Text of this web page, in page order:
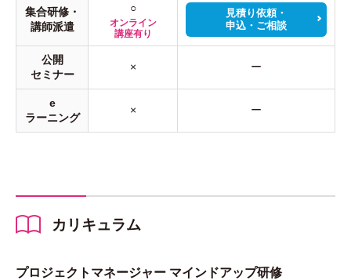
集合研修・
講師派遣
○
オンライン
講座有り
見積り依頼・
申込・ご相談
公開
セミナー
× ー
e
ラーニング
× ー
カリキュラム
プロジェクトマネージャー マインドアップ研修